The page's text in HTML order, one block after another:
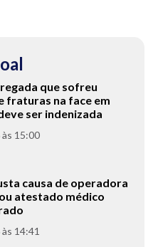
que sofreu
fraturas na face em
ser indenizada
15:00
causa de operadora
atestado médico
14:41